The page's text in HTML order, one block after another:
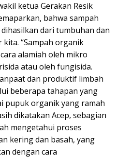
ketua Gerakan Resik
bahwa sampah
dari tumbuhan dan
“Sampah organik
alamiah oleh mikro
atau oleh fungisida.
dan produktif limbah
beberapa tahapan yang
pupuk organik yang ramah
dikatakan Acep, sebagian
mengetahui proses
kering dan basah, yang
dengan cara